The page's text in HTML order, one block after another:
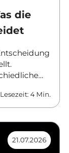
die
ordnet
ansetzt
rechnet.
Lesezeit: 4 Min.
21.07.2026